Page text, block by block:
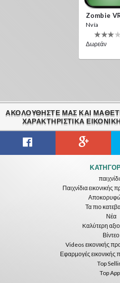
Zombie
Nvía
Δωρεάν
ΑΚΟΛΟΥΘΉΣΤΕ ΜΑΣ ΚΑΙ
ΧΑΡΑΚΤΗΡΙΣΤΙΚΆ
Παιχνίδια εικονικής
Τα πιο
Νέα
Kαλύτερη
Βίντεο
Videos εικονικής
Εφαρμογές εικονικής
Top
Top